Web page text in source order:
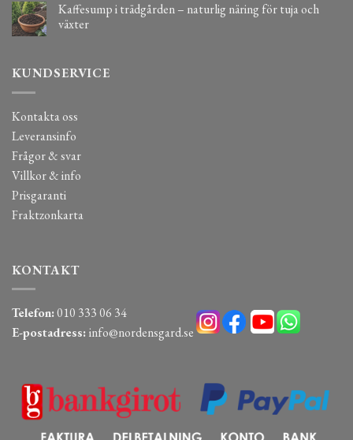
Kaffesump i trädgården – naturlig näring för tuja och
växter
KUNDSERVICE
Kontakta oss
Leveransinfo
Frågor & svar
Villkor & info
Prisgaranti
Fraktzonkarta
KONTAKT
Telefon:010 333 06 34
E-postadress: info@nordensgard.se